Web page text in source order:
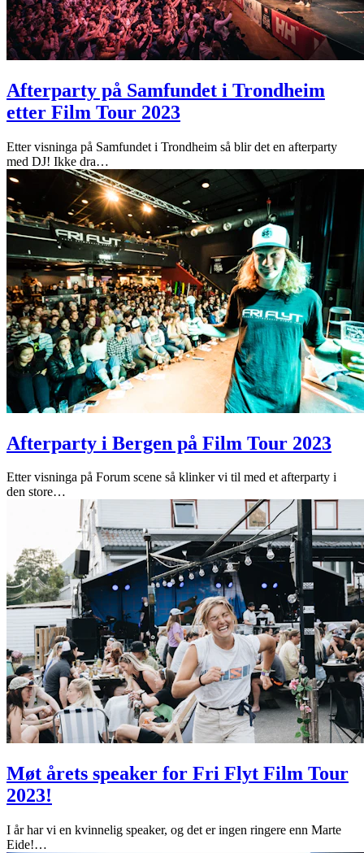
Afterparty på Samfundet i Trondheim
etter Film Tour 2023
Etter visninga på Samfundet i Trondheim så blir det en afterparty
med DJ! Ikke dra…
Afterparty i Bergen på Film Tour 2023
Etter visninga på Forum scene så klinker vi til med et afterparty i
den store…
Møt årets speaker for Fri Flyt Film Tour
2023!
I år har vi en kvinnelig speaker, og det er ingen ringere enn Marte
Eide!…